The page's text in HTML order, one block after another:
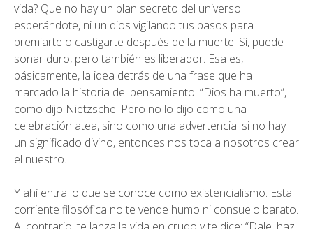
vida? Que no hay un plan secreto del universo
esperándote, ni un dios vigilando tus pasos para
premiarte o castigarte después de la muerte. Sí, puede
sonar duro, pero también es liberador. Esa es,
básicamente, la idea detrás de una frase que ha
marcado la historia del pensamiento: “Dios ha muerto”,
como dijo Nietzsche. Pero no lo dijo como una
celebración atea, sino como una advertencia: si no hay
un significado divino, entonces nos toca a nosotros crear
el nuestro.
Y ahí entra lo que se conoce como existencialismo. Esta
corriente filosófica no te vende humo ni consuelo barato.